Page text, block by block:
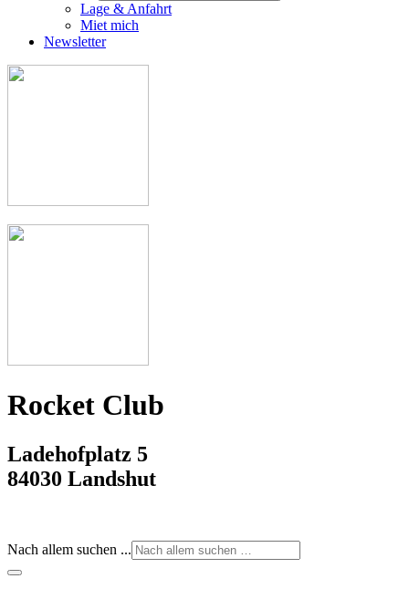
Lage & Anfahrt
Miet mich
Newsletter
Rocket Club
Ladehofplatz 5
84030 Landshut
Nach allem suchen ...